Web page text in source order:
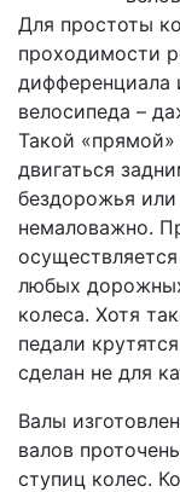
Для простоты
проходимости
дифференциала
велосипеда –
Такой
двигаться
бездорожья или
немаловажно.
любых
колеса. Хотя
педали
сделан не для
Валы
валов
ступиц колес.